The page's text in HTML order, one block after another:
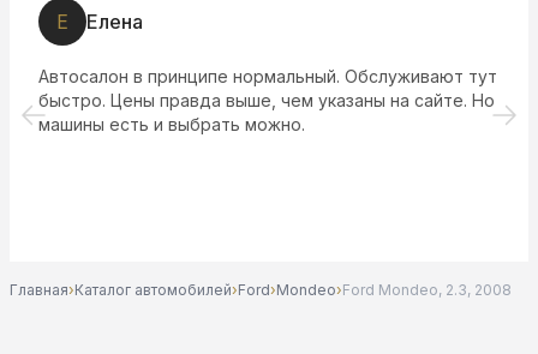
Е Елена
Автосалон в принципе нормальный. Обслуживают тут
быстро. Цены правда выше, чем указаны на сайте. Но
машины есть и выбрать можно.
Главная›Каталог автомобилей›Ford›Mondeo›Ford Mondeo, 2.3, 2008